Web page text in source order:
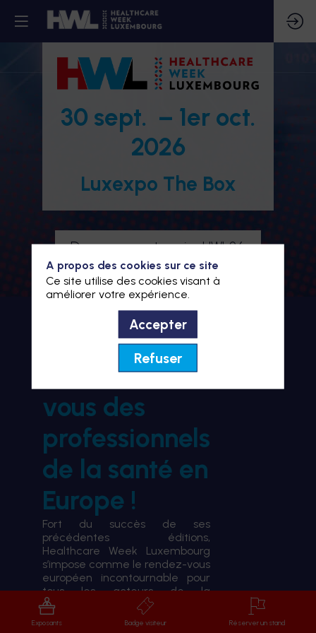
30 sept. – 1er oct.
2026
Luxexpo The Box
Devenez partenaire HWL26
Je m'inscris à HWL26
BIENVENUE À HWL26
le rendez-
vous des
professionnels
de la santé en
Europe !
Fort du succès de ses
précédentes éditions,
Healthcare Week Luxembourg
s’impose comme le rendez-vous
européen incontournable pour
tous les acteurs de la
transformation du système de
santé.
Exposants Badge visiteur Réserver un stand
A propos des cookies sur ce site
Ce site utilise des cookies visant à
améliorer votre expérience.
Accepter
Refuser